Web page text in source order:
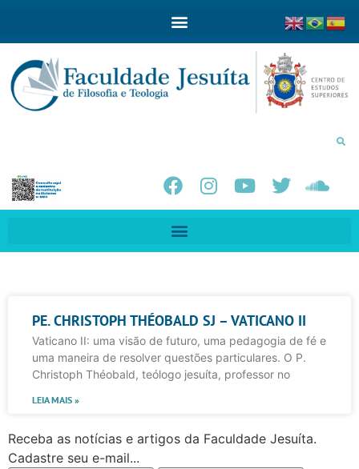
PE. CHRISTOPH THÉOBALD SJ – VATICANO II
Vaticano II: uma visão de futuro, uma pedagogia de fé e
uma maneira de resolver questões particulares. O P.
Christoph Théobald, teólogo jesuíta, professor no
LEIA MAIS »
Receba as notícias e artigos da Faculdade Jesuíta.
Cadastre seu e-mail...